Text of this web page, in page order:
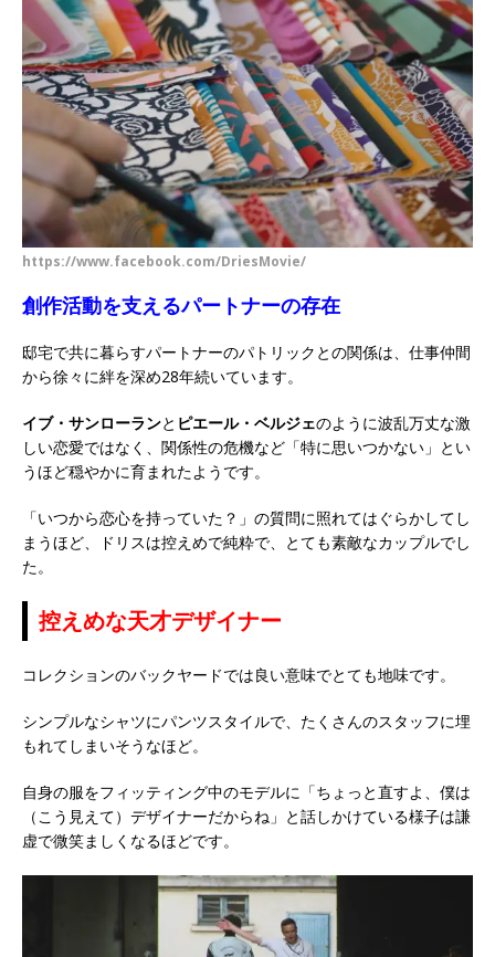
https://www.facebook.com/DriesMovie/
創作活動を支えるパートナーの存在
邸宅で共に暮らすパートナーのパトリックとの関係は、仕事仲間
から徐々に絆を深め28年続いています。
イブ・サンローランと ピエール・ベルジェのように波乱万丈な激
しい恋愛ではなく、関係性の危機など「特に思いつかない」とい
うほど穏やかに育まれたようです。
「いつから恋心を持っていた？」の質問に照れてはぐらかしてし
まうほど、ドリスは控えめで純粋で、とても素敵なカップルでし
た。
控えめな天才デザイナー
コレクションのバックヤードでは良い意味でとても地味です。
シンプルなシャツにパンツスタイルで、たくさんのスタッフに埋
もれてしまいそうなほど。
自身の服をフィッティング中のモデルに「ちょっと直すよ、僕は
（こう見えて）デザイナーだからね」と話しかけている様子は謙
虚で微笑ましくなるほどです。